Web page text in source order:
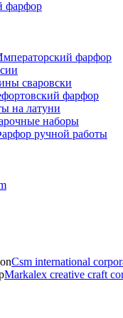
фарфор
фарфор
сваровски
фарфор
на латуни
наборы
ручной работы
Csm international
Markalex creative craft